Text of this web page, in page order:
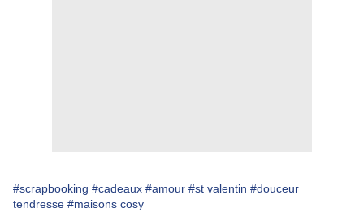
#scrapbooking #cadeaux #amour #st valentin #douceur
tendresse #maisons cosy